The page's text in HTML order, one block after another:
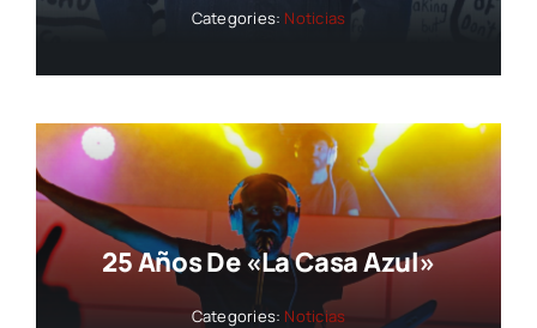
Categories: Noticias
25 Años De «La Casa Azul»
Categories: Noticias